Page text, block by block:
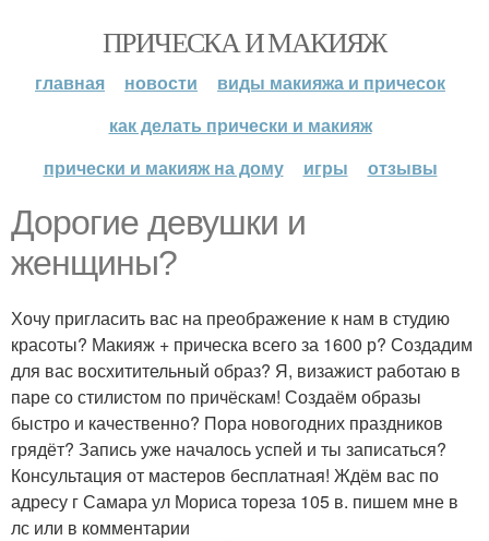
ПРИЧЕСКА И МАКИЯЖ
главная новости
виды макияжа и причесок
как делать прически и макияж
прически и макияж на дому
игры отзывы
Дорогие девушки и
женщины?
Хочу пригласить вас на преображение к нам в студию
красоты? Макияж + прическа всего за 1600 р? Создадим
для вас восхитительный образ? Я, визажист работаю в
паре со стилистом по причёскам! Создаём образы
быстро и качественно? Пора новогодних праздников
грядёт? Запись уже началось успей и ты записаться?
Консультация от мастеров бесплатная! Ждём вас по
адресу г Самара ул Мориса тореза 105 в. пишем мне в
лс или в комментарии